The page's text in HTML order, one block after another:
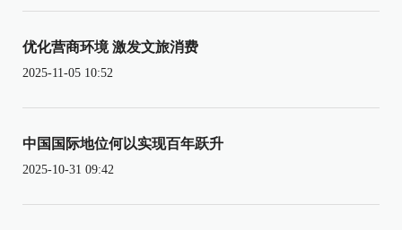
优化营商环境 激发文旅消费
2025-11-05 10:52
中国国际地位何以实现百年跃升
2025-10-31 09:42